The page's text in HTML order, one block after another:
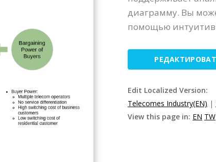
диаграмму. Вы
помощью
Edit Localized Version:
Telecomes Industry(EN) |
View this page in: EN TW